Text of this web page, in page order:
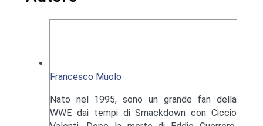
Francesco Muolo
Nato nel 1995, sono un grande fan della
WWE dai tempi di Smackdown con Ciccio